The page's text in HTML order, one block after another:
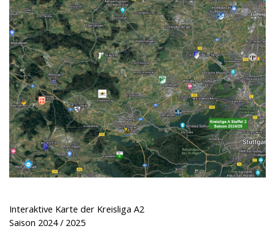
Interaktive Karte der Kreisliga A2
Saison 2024 / 2025